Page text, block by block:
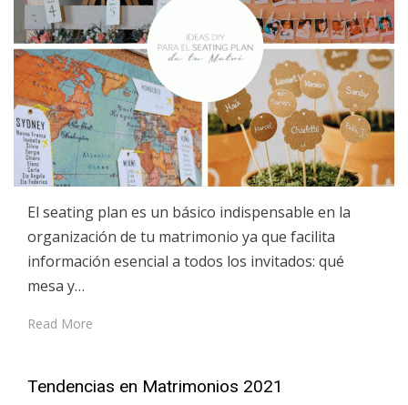
El seating plan es un básico indispensable en la
organización de tu matrimonio ya que facilita
información esencial a todos los invitados: qué
mesa y…
Read More
Tendencias en Matrimonios 2021